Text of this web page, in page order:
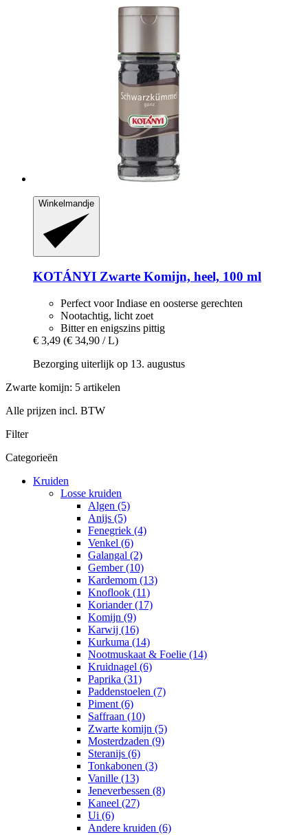
Winkelmandje
KOTÁNYI Zwarte Komijn, heel, 100 ml
Perfect voor Indiase en oosterse gerechten
Nootachtig, licht zoet
Bitter en enigszins pittig
€ 3,49 (€ 34,90 / L)
Bezorging uiterlijk op 13. augustus
Zwarte komijn: 5 artikelen
Alle prijzen incl. BTW
Filter
Categorieën
Kruiden
Losse kruiden
Algen (5)
Anijs (5)
Fenegriek (4)
Venkel (6)
Galangal (2)
Gember (10)
Kardemom (13)
Knoflook (11)
Koriander (17)
Komijn (9)
Karwij (16)
Kurkuma (14)
Nootmuskaat & Foelie (14)
Kruidnagel (6)
Paprika (31)
Paddenstoelen (7)
Piment (6)
Saffraan (10)
Zwarte komijn (5)
Mosterdzaden (9)
Steranijs (6)
Tonkabonen (3)
Vanille (13)
Jeneverbessen (8)
Kaneel (27)
Ui (6)
Andere kruiden (6)